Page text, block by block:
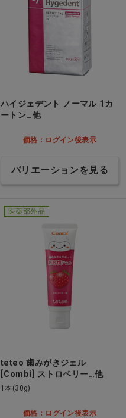
ハイジェデント ノーマル 1カ
ートン…他
価格：ログイン後表示
バリエーションを見る
医薬部外品
teteo 歯みがきジェル
[Combi] ストロベリー…他
1本(30g)
価格：ログイン後表示